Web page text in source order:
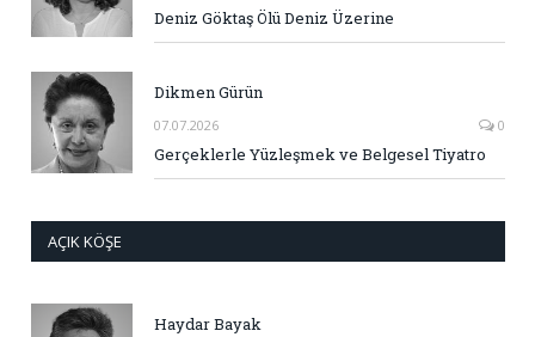
Deniz Göktaş Ölü Deniz Üzerine
Dikmen Gürün
07.07.2026 0
Gerçeklerle Yüzleşmek ve Belgesel Tiyatro
AÇIK KÖŞE
Haydar Bayak